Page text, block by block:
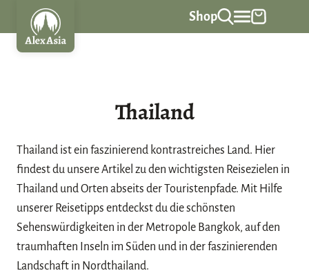
Shop
Thailand
Thailand ist ein faszinierend kontrastreiches Land. Hier
findest du unsere Artikel zu den wichtigsten Reisezielen in
Thailand und Orten abseits der Touristenpfade. Mit Hilfe
unserer Reisetipps entdeckst du die schönsten
Sehenswürdigkeiten in der Metropole Bangkok, auf den
traumhaften Inseln im Süden und in der faszinierenden
Landschaft in Nordthailand.